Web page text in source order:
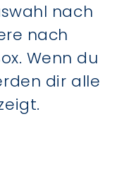
nach
nach
Wenn du
dir alle